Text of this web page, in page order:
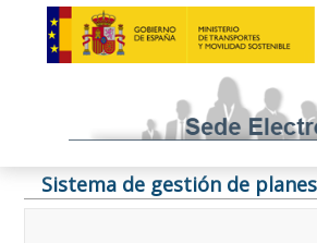
Sistema de gestión de